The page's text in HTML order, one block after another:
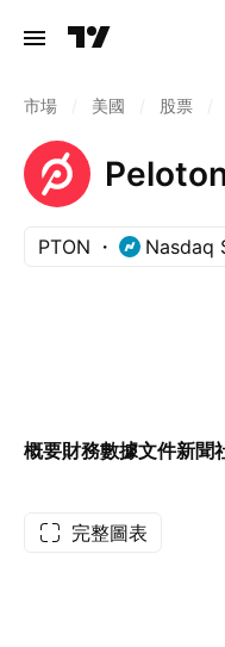
市場 美國 股票
PTON Nasdaq
概要財務數據文件新聞
完整圖表